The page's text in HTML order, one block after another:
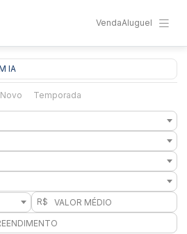
VendaAluguel
IA
Temporada
R$